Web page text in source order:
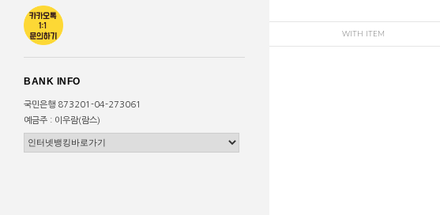
BANK INFO
국민은행 873201-04-273061
예금주 : 이우람(람스)
WITH ITEM